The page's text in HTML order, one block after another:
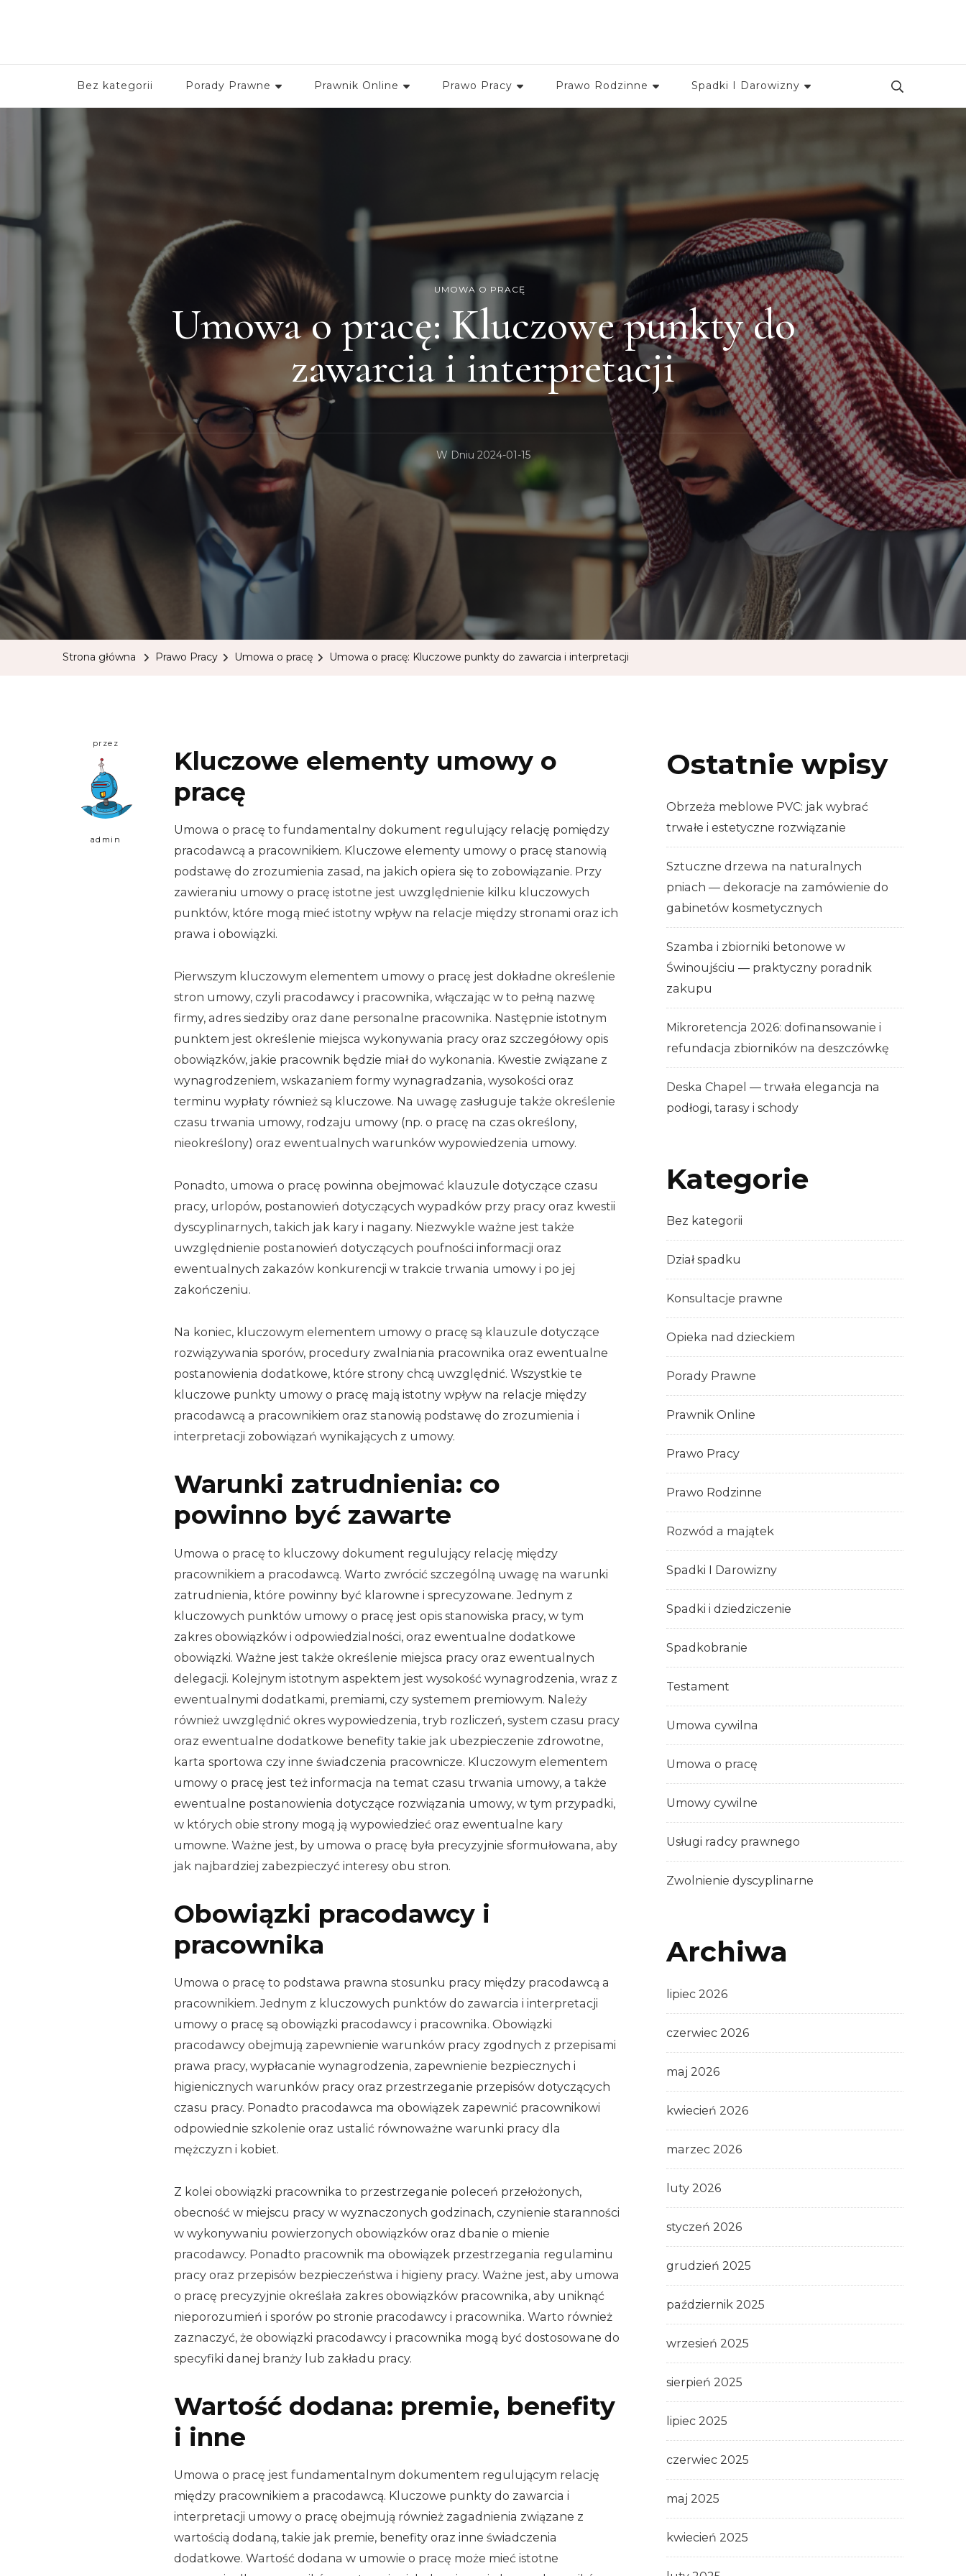
Bez kategorii Porady Prawne Prawnik Online Prawo Pracy Prawo Rodzinne Spadki I Darowizny
UMOWA O PRACĘ
Umowa o pracę: Kluczowe punkty do
zawarcia i interpretacji
W Dniu 2024-01-15
Strona główna Prawo Pracy Umowa o pracę Umowa o pracę: Kluczowe punkty do zawarcia i interpretacji
przez
admin
Kluczowe elementy umowy o
pracę
Umowa o pracę to fundamentalny dokument regulujący relację pomiędzy
pracodawcą a pracownikiem. Kluczowe elementy umowy o pracę stanowią
podstawę do zrozumienia zasad, na jakich opiera się to zobowiązanie. Przy
zawieraniu umowy o pracę istotne jest uwzględnienie kilku kluczowych
punktów, które mogą mieć istotny wpływ na relacje między stronami oraz ich
prawa i obowiązki.
Pierwszym kluczowym elementem umowy o pracę jest dokładne określenie
stron umowy, czyli pracodawcy i pracownika, włączając w to pełną nazwę
firmy, adres siedziby oraz dane personalne pracownika. Następnie istotnym
punktem jest określenie miejsca wykonywania pracy oraz szczegółowy opis
obowiązków, jakie pracownik będzie miał do wykonania. Kwestie związane z
wynagrodzeniem, wskazaniem formy wynagradzania, wysokości oraz
terminu wypłaty również są kluczowe. Na uwagę zasługuje także określenie
czasu trwania umowy, rodzaju umowy (np. o pracę na czas określony,
nieokreślony) oraz ewentualnych warunków wypowiedzenia umowy.
Ponadto, umowa o pracę powinna obejmować klauzule dotyczące czasu
pracy, urlopów, postanowień dotyczących wypadków przy pracy oraz kwestii
dyscyplinarnych, takich jak kary i nagany. Niezwykle ważne jest także
uwzględnienie postanowień dotyczących poufności informacji oraz
ewentualnych zakazów konkurencji w trakcie trwania umowy i po jej
zakończeniu.
Na koniec, kluczowym elementem umowy o pracę są klauzule dotyczące
rozwiązywania sporów, procedury zwalniania pracownika oraz ewentualne
postanowienia dodatkowe, które strony chcą uwzględnić. Wszystkie te
kluczowe punkty umowy o pracę mają istotny wpływ na relacje między
pracodawcą a pracownikiem oraz stanowią podstawę do zrozumienia i
interpretacji zobowiązań wynikających z umowy.
Warunki zatrudnienia: co
powinno być zawarte
Umowa o pracę to kluczowy dokument regulujący relację między
pracownikiem a pracodawcą. Warto zwrócić szczególną uwagę na warunki
zatrudnienia, które powinny być klarowne i sprecyzowane. Jednym z
kluczowych punktów umowy o pracę jest opis stanowiska pracy, w tym
zakres obowiązków i odpowiedzialności, oraz ewentualne dodatkowe
obowiązki. Ważne jest także określenie miejsca pracy oraz ewentualnych
delegacji. Kolejnym istotnym aspektem jest wysokość wynagrodzenia, wraz z
ewentualnymi dodatkami, premiami, czy systemem premiowym. Należy
również uwzględnić okres wypowiedzenia, tryb rozliczeń, system czasu pracy
oraz ewentualne dodatkowe benefity takie jak ubezpieczenie zdrowotne,
karta sportowa czy inne świadczenia pracownicze. Kluczowym elementem
umowy o pracę jest też informacja na temat czasu trwania umowy, a także
ewentualne postanowienia dotyczące rozwiązania umowy, w tym przypadki,
w których obie strony mogą ją wypowiedzieć oraz ewentualne kary
umowne. Ważne jest, by umowa o pracę była precyzyjnie sformułowana, aby
jak najbardziej zabezpieczyć interesy obu stron.
Obowiązki pracodawcy i
pracownika
Umowa o pracę to podstawa prawna stosunku pracy między pracodawcą a
pracownikiem. Jednym z kluczowych punktów do zawarcia i interpretacji
umowy o pracę są obowiązki pracodawcy i pracownika. Obowiązki
pracodawcy obejmują zapewnienie warunków pracy zgodnych z przepisami
prawa pracy, wypłacanie wynagrodzenia, zapewnienie bezpiecznych i
higienicznych warunków pracy oraz przestrzeganie przepisów dotyczących
czasu pracy. Ponadto pracodawca ma obowiązek zapewnić pracownikowi
odpowiednie szkolenie oraz ustalić równoważne warunki pracy dla
mężczyzn i kobiet.
Z kolei obowiązki pracownika to przestrzeganie poleceń przełożonych,
obecność w miejscu pracy w wyznaczonych godzinach, czynienie staranności
w wykonywaniu powierzonych obowiązków oraz dbanie o mienie
pracodawcy. Ponadto pracownik ma obowiązek przestrzegania regulaminu
pracy oraz przepisów bezpieczeństwa i higieny pracy. Ważne jest, aby umowa
o pracę precyzyjnie określała zakres obowiązków pracownika, aby uniknąć
nieporozumień i sporów po stronie pracodawcy i pracownika. Warto również
zaznaczyć, że obowiązki pracodawcy i pracownika mogą być dostosowane do
specyfiki danej branży lub zakładu pracy.
Wartość dodana: premie, benefity
i inne
Umowa o pracę jest fundamentalnym dokumentem regulującym relację
między pracownikiem a pracodawcą. Kluczowe punkty do zawarcia i
interpretacji umowy o pracę obejmują również zagadnienia związane z
wartością dodaną, takie jak premie, benefity oraz inne świadczenia
dodatkowe. Wartość dodana w umowie o pracę może mieć istotne
Ostatnie wpisy
Obrzeża meblowe PVC: jak wybrać
trwałe i estetyczne rozwiązanie
Sztuczne drzewa na naturalnych
pniach — dekoracje na zamówienie do
gabinetów kosmetycznych
Szamba i zbiorniki betonowe w
Świnoujściu — praktyczny poradnik
zakupu
Mikroretencja 2026: dofinansowanie i
refundacja zbiorników na deszczówkę
Deska Chapel — trwała elegancja na
podłogi, tarasy i schody
Kategorie
Bez kategorii
Dział spadku
Konsultacje prawne
Opieka nad dzieckiem
Porady Prawne
Prawnik Online
Prawo Pracy
Prawo Rodzinne
Rozwód a majątek
Spadki I Darowizny
Spadki i dziedziczenie
Spadkobranie
Testament
Umowa cywilna
Umowa o pracę
Umowy cywilne
Usługi radcy prawnego
Zwolnienie dyscyplinarne
Archiwa
lipiec 2026
czerwiec 2026
maj 2026
kwiecień 2026
marzec 2026
luty 2026
styczeń 2026
grudzień 2025
październik 2025
wrzesień 2025
sierpień 2025
lipiec 2025
czerwiec 2025
maj 2025
kwiecień 2025